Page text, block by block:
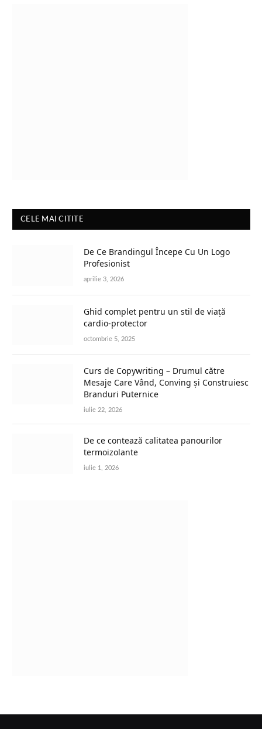
CELE MAI CITITE
De Ce Brandingul Începe Cu Un Logo
Profesionist
aprilie 3, 2026
Ghid complet pentru un stil de viață
cardio-protector
octombrie 5, 2025
Curs de Copywriting – Drumul către
Mesaje Care Vând, Conving și Construiesc
Branduri Puternice
iulie 22, 2026
De ce contează calitatea panourilor
termoizolante
iulie 1, 2026